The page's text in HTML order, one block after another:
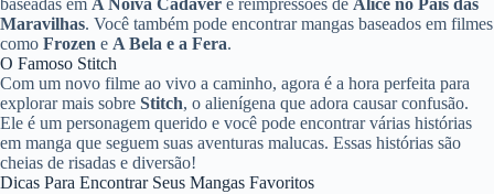
baseadas em A Noiva Cadáver e reimpressões de Alice no País das
Maravilhas. Você também pode encontrar mangas baseados em filmes
como Frozen e A Bela e a Fera.
O Famoso Stitch
Com um novo filme ao vivo a caminho, agora é a hora perfeita para
explorar mais sobre Stitch, o alienígena que adora causar confusão.
Ele é um personagem querido e você pode encontrar várias histórias
em manga que seguem suas aventuras malucas. Essas histórias são
cheias de risadas e diversão!
Dicas Para Encontrar Seus Mangas Favoritos